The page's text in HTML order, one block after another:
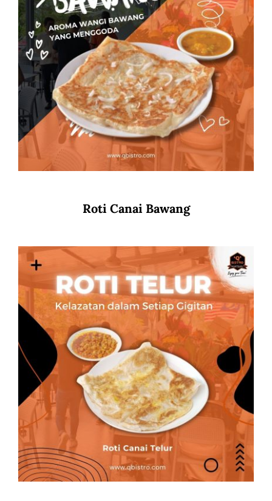
Roti Canai Bawang